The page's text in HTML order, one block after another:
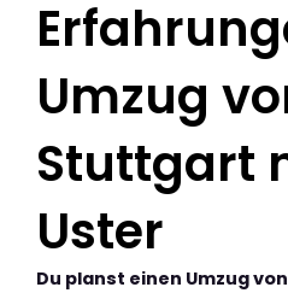
Umzug
Stuttgart
Uster
Du planst einen Umzug